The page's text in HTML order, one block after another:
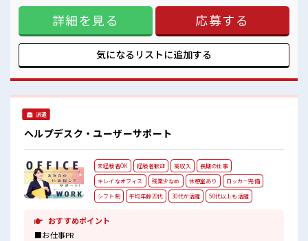
応の可能性あり ■お仕事PR ≪経験者活躍中≫ これまでの経験
を活かしませんか？ ブランクがあっても大丈夫♪ 経験はちょ
っとだけ…という方もOK！ ≪自分の時間も大切≫ 残業はほ
とんどナシ！ 場合によってはお願いすることもあります♪ ≪
週休2日制≫ 週末は家族や友人と一緒にプライベート満喫！
≪自分に合った期間で働ける≫ 福利厚生が整った派遣のお仕
ッカーあり！ 安心してお仕事に集中♪ 残業はほとんどありま
せん！ 高収入もバッチリ目指せますよ！
詳細を見る 応募する
気になるリストに追加する
派遣
ヘルプデスク・ユーザーサポート
未経験者OK 経験者歓迎 高収入
長期の仕事
キレイなオフィス
残業少なめ 休憩室あり
ロッカー完備
シフト制
平均年齢20代 30代が活躍 50代以上も活躍
おすすめポイント
■お仕事PR